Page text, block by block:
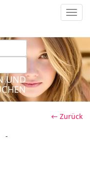
UND
← Zurück
-